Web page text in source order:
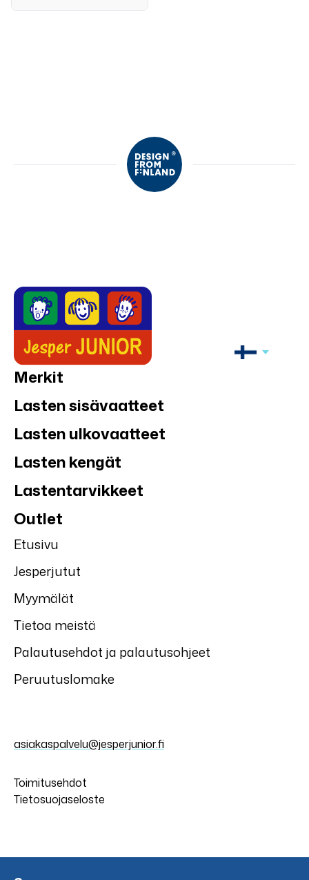
Merkit
Lasten sisävaatteet
Lasten ulkovaatteet
Lasten kengät
Lastentarvikkeet
Outlet
Etusivu
Jesperjutut
Myymälät
Tietoa meistä
Palautusehdot ja palautusohjeet
Peruutuslomake
asiakaspalvelu@jesperjunior.fi
Toimitusehdot
Tietosuojaseloste